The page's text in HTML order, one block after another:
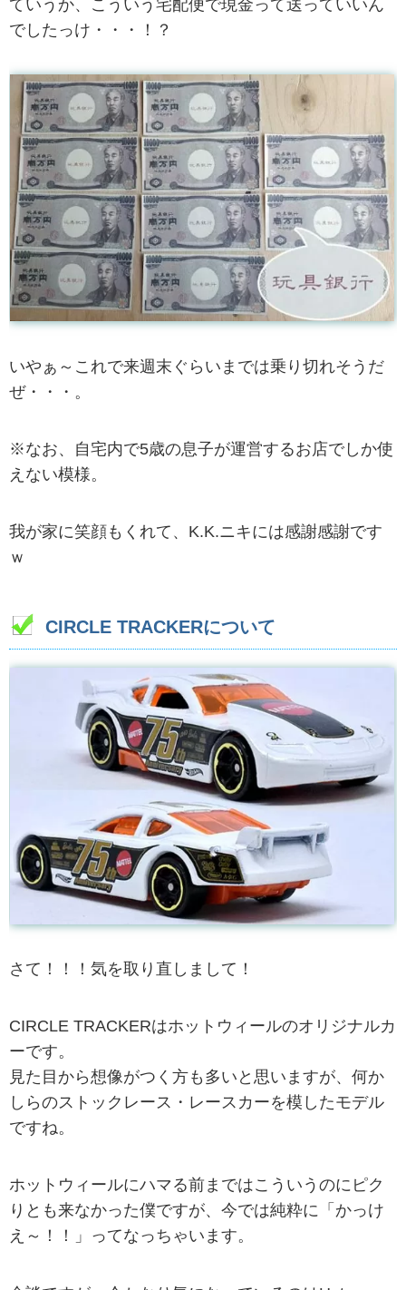
ていうか、こういう宅配便で現金って送っていいん
でしたっけ・・・！？
いやぁ～これで来週末ぐらいまでは乗り切れそうだ
ぜ・・・。
※なお、自宅内で5歳の息子が運営するお店でしか使
えない模様。
我が家に笑顔もくれて、K.K.ニキには感謝感謝です
ｗ
CIRCLE TRACKERについて
さて！！！気を取り直しまして！
CIRCLE TRACKERはホットウィールのオリジナルカ
ーです。
見た目から想像がつく方も多いと思いますが、何か
しらのストックレース・レースカーを模したモデル
ですね。
ホットウィールにハマる前まではこういうのにピク
りとも来なかった僕ですが、今では純粋に「かっけ
え～！！」ってなっちゃいます。